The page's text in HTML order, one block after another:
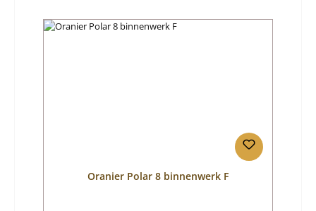
Oranier Polar 8 binnenwerk F